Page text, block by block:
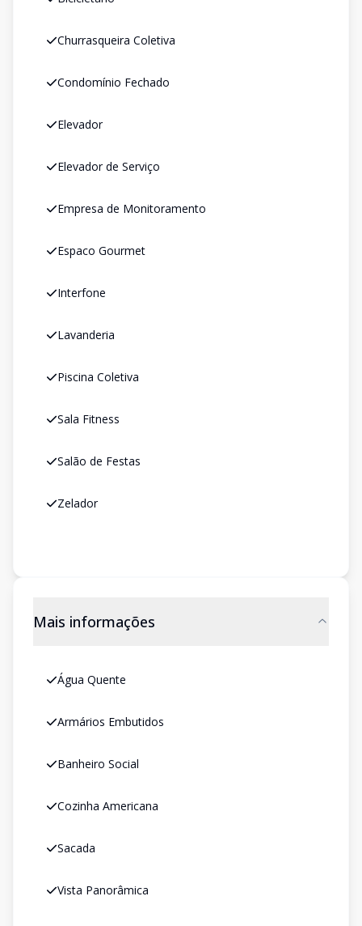
Churrasqueira Coletiva
Condomínio Fechado
Elevador
Elevador de Serviço
Empresa de Monitoramento
Espaco Gourmet
Interfone
Lavanderia
Piscina Coletiva
Sala Fitness
Salão de Festas
Zelador
Mais informações
Água Quente
Armários Embutidos
Banheiro Social
Cozinha Americana
Sacada
Vista Panorâmica